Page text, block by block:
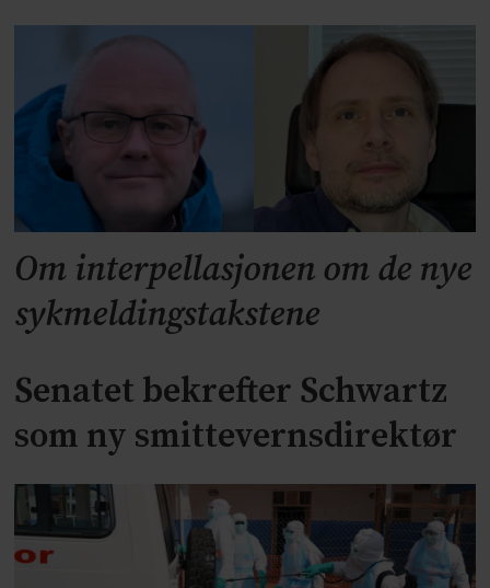
Om interpellasjonen om de nye
sykmeldingstakstene
Senatet bekrefter Schwartz
som ny smittevernsdirektør